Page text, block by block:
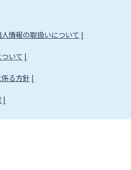
情報の取扱いについて
いて
る方針